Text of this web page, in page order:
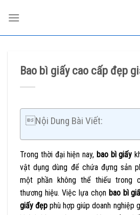
Bao bì giấy cao cấp đẹp
Nội Dung Bài Viết:
Trong thời đại hiện nay, bao bìgiấy
vật dụng dùng để chứa đựng sản
một phần không thể thiếu trong
thương hiệu. Việc lựa chọn bao bì
giấy đẹp phù hợp giúp doanh nghiệp